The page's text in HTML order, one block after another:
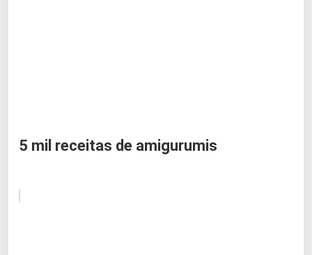
5 mil receitas de amigurumis